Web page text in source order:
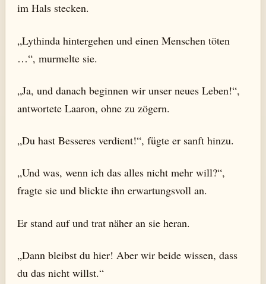
im Hals stecken.
„Lythinda hintergehen und einen Menschen töten
…“, murmelte sie.
„Ja, und danach beginnen wir unser neues Leben!“,
antwortete Laaron, ohne zu zögern.
„Du hast Besseres verdient!“, fügte er sanft hinzu.
„Und was, wenn ich das alles nicht mehr will?“,
fragte sie und blickte ihn erwartungsvoll an.
Er stand auf und trat näher an sie heran.
„Dann bleibst du hier! Aber wir beide wissen, dass
du das nicht willst.“